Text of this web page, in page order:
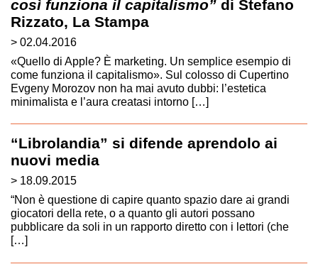
così funziona il capitalismo” di Stefano
Rizzato, La Stampa
> 02.04.2016
«Quello di Apple? È marketing. Un semplice esempio di
come funziona il capitalismo». Sul colosso di Cupertino
Evgeny Morozov non ha mai avuto dubbi: l’estetica
minimalista e l’aura creatasi intorno […]
“Librolandia” si difende aprendolo ai
nuovi media
> 18.09.2015
“Non è questione di capire quanto spazio dare ai grandi
giocatori della rete, o a quanto gli autori possano
pubblicare da soli in un rapporto diretto con i lettori (che
[…]